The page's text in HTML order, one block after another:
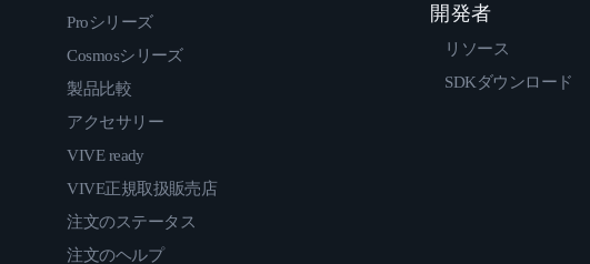
Proシリーズ
Cosmosシリーズ
製品比較
アクセサリー
VIVE ready
VIVE正規取扱販売店
注文のステータス
注文のヘルプ
開発者
リソース
SDKダウンロード